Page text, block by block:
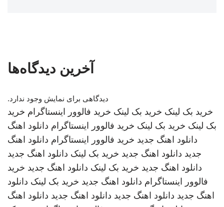
آخرین دیدگاه‌ها
دیدگاهی برای نمایش وجود ندارد.
خرید بک لینک خرید بک لینک خرید فالوور اینستاگرام خرید
بک لینک خرید بک لینک خرید فالوور اینستاگرام دانلود اهنگ
دانلود اهنگ جدید خرید فالوور اینستاگرام دانلود اهنگ
جدید دانلود اهنگ جدید خرید بک لینک دانلود اهنگ جدید
دانلود اهنگ جدید خرید بک لینک دانلود اهنگ جدید خرید
فالوور اینستاگرام دانلود اهنگ جدید خرید بک لینک دانلود
اهنگ جدید دانلود اهنگ جدید دانلود اهنگ جدید دانلود اهنگ